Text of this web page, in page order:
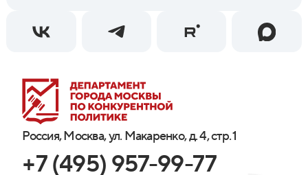
Россия, Москва, ул. Макаренко, д. 4, стр. 1
+7 (495) 957-99-77